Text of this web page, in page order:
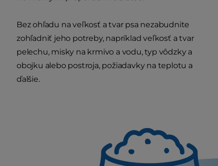
Bez ohľadu na veľkosť a tvar psa nezabudnite
zohľadniť jeho potreby, napríklad veľkosť a tvar
pelechu, misky na krmivo a vodu, typ vôdzky a
obojku alebo postroja, požiadavky na teplotu a
ďalšie.